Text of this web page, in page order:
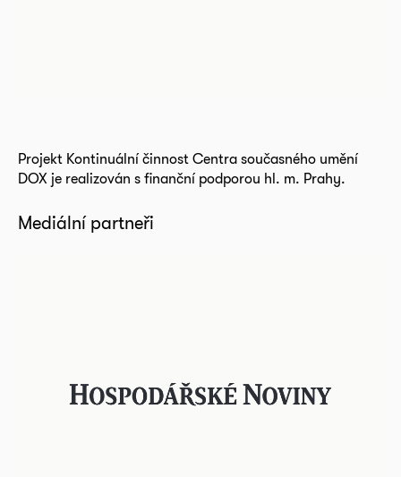
Projekt Kontinuální činnost Centra současného umění
DOX je realizován s finanční podporou hl. m. Prahy.
Mediální partneři